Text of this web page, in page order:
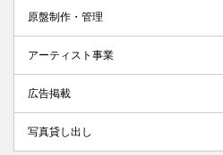
原盤制作・管理
アーティスト事業
広告掲載
写真貸し出し